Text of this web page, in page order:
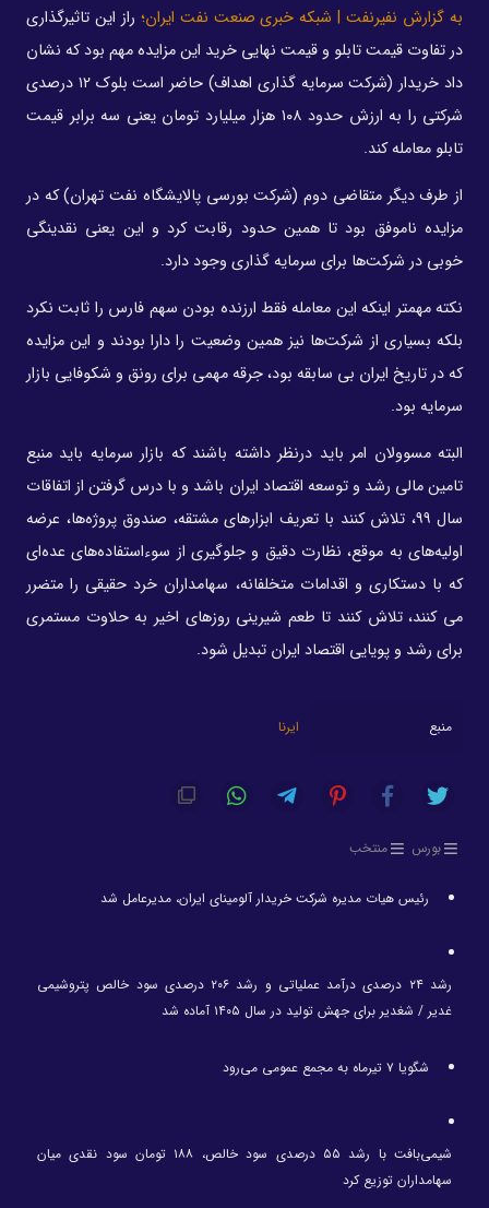
به گزارش نفیرنفت | شبکه خبری صنعت نفت ایران؛ راز این تاثیرگذاری
در تفاوت قیمت تابلو و قیمت نهایی خرید این مزایده مهم بود که نشان
داد خریدار (شرکت سرمایه گذاری اهداف) حاضر است بلوک ۱۲ درصدی
شرکتی را به ارزش حدود ۱۰۸ هزار میلیارد تومان یعنی سه برابر قیمت
تابلو معامله کند.
از طرف دیگر متقاضی دوم (شرکت بورسی پالایشگاه نفت تهران) که در
مزایده ناموفق بود تا همین حدود رقابت کرد و این یعنی نقدینگی
خوبی در شرکت‌ها برای سرمایه گذاری وجود دارد.
نکته مهمتر اینکه این معامله فقط ارزنده بودن سهم فارس را ثابت نکرد
بلکه بسیاری از شرکت‌ها نیز همین وضعیت را دارا بودند و این مزایده
که در تاریخ ایران بی سابقه بود، جرقه مهمی برای رونق و شکوفایی بازار
سرمایه بود.
البته مسوولان امر باید درنظر داشته باشند که بازار سرمایه باید منبع
تامین مالی رشد و توسعه اقتصاد ایران باشد و با درس گرفتن از اتفاقات
سال ۹۹، تلاش کنند با تعریف ابزارهای مشتقه، صندوق پروژه‌ها، عرضه
اولیه‌های به موقع، نظارت دقیق و جلوگیری از سوءاستفاده‌های عده‌ای
که با دستکاری و اقدامات متخلفانه، سهامداران خرد حقیقی را متضرر
می کنند، تلاش کنند تا طعم شیرینی روزهای اخیر به حلاوت مستمری
برای رشد و پویایی اقتصاد ایران تبدیل شود.
منبع ایرنا
بورس منتخب
رئیس هیات مدیره شرکت خریدار آلومینای ایران، مدیرعامل شد
رشد ۲۴ درصدی درآمد عملیاتی و رشد ۲۰۶ درصدی سود خالص پتروشیمی
غدیر / شغدیر برای جهش تولید در سال ۱۴۰۵ آماده شد
شگویا ۷ تیرماه به مجمع عمومی می‌رود
شیمی‌بافت با رشد ۵۵ درصدی سود خالص، ۱۸۸ تومان سود نقدی میان
سهامداران توزیع کرد